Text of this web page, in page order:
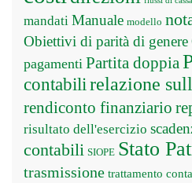
mandati Manuale modello
Obiettivi di parità di genere
pagamenti Partita doppia
contabilirelazione
rendiconto finanziario
risultato dell'esercizio
contabili SIOPE Stato
trasmissione trattamento